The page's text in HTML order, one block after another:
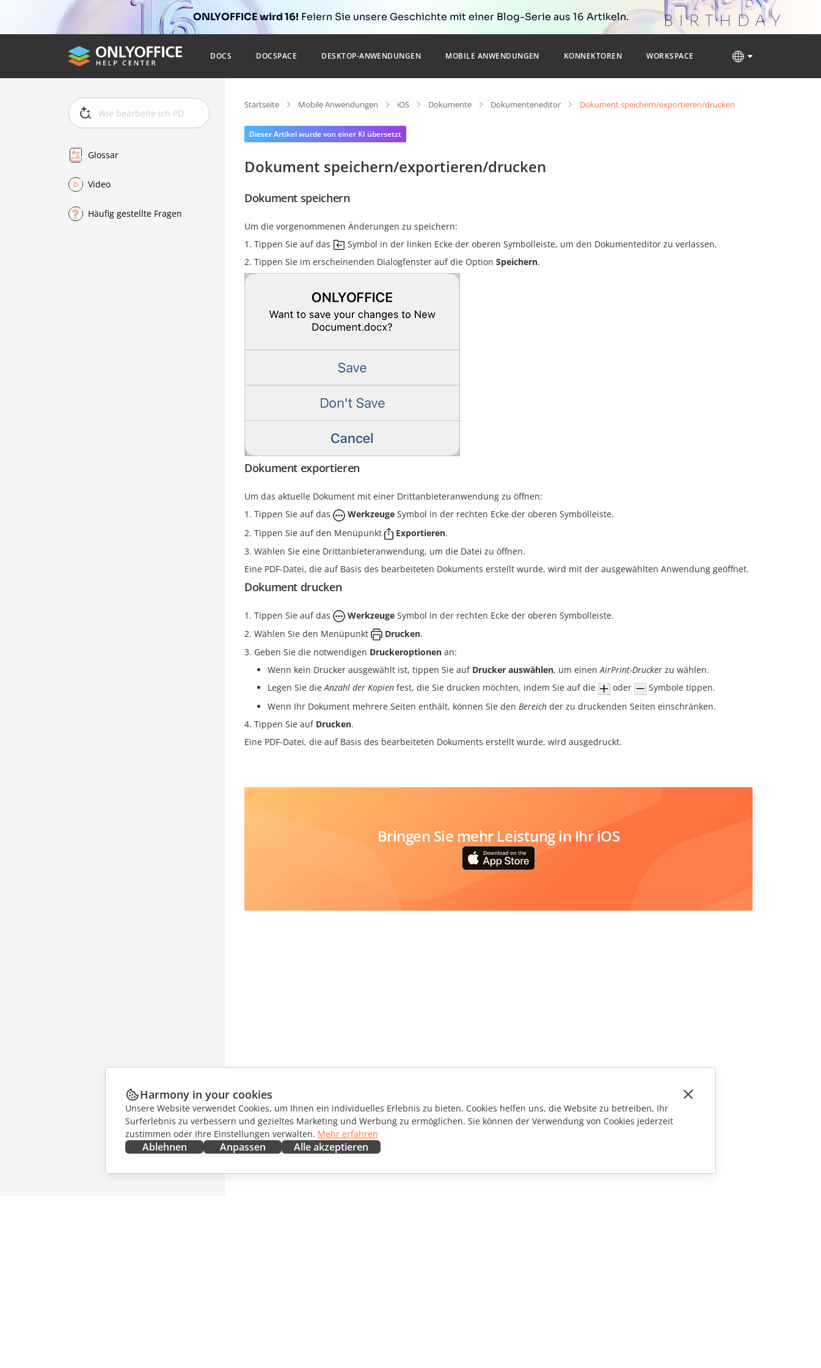
ONLYOFFICE wird 16! Feiern Sie unsere Geschichte mit einer Blog-Serie aus 16 Artikeln.
DOCS DOCSPACE DESKTOP-ANWENDUNGEN MOBILE ANWENDUNGEN KONNEKTOREN WORKSPACE
Glossar
Video
Häufig gestellte Fragen
Startseite Mobile Anwendungen iOS Dokumente Dokumenteneditor Dokument speichern/exportieren/drucken
Dieser Artikel wurde von einer KI übersetzt
Dokument speichern/exportieren/drucken
Dokument speichern
Um die vorgenommenen Änderungen zu speichern:
Tippen Sie auf das
Symbol in der linken Ecke der oberen Symbolleiste, um den Dokumenteditor zu verlassen.
Tippen Sie im erscheinenden Dialogfenster auf die Option Speichern.
Dokument exportieren
Um das aktuelle Dokument mit einer Drittanbieteranwendung zu öffnen:
Tippen Sie auf das
Werkzeuge Symbol in der rechten Ecke der oberen Symbolleiste.
Tippen Sie auf den Menüpunkt
Exportieren.
Wählen Sie eine Drittanbieteranwendung, um die Datei zu öffnen.
Eine PDF-Datei, die auf Basis des bearbeiteten Dokuments erstellt wurde, wird mit der ausgewählten Anwendung geöffnet.
Dokument drucken
Tippen Sie auf das Werkzeuge Symbol in der rechten Ecke der oberen Symbolleiste.
Wählen Sie den Menüpunkt
Drucken.
Geben Sie die notwendigen Druckeroptionen an:
Wenn kein Drucker ausgewählt ist, tippen Sie auf Drucker auswählen, um einenAirPrint-Drucker zu wählen.
Legen Sie dieAnzahl der Kopien fest, die Sie drucken möchten, indem Sie auf die oder
Symbole tippen.
Wenn Ihr Dokument mehrere Seiten enthält, können Sie den Bereich der zu druckenden Seiten einschränken.
Tippen Sie auf Drucken.
Eine PDF-Datei, die auf Basis des bearbeiteten Dokuments erstellt wurde, wird ausgedruckt.
Bringen Sie mehr Leistung in Ihr iOS
Harmony in your cookies
Unsere Website verwendet Cookies, um Ihnen ein individuelles Erlebnis zu bieten. Cookies helfen uns, die Website zu betreiben, Ihr
Surferlebnis zu verbessern und gezieltes Marketing und Werbung zu ermöglichen. Sie können der Verwendung von Cookies jederzeit
zustimmen oder Ihre Einstellungen verwalten. Mehr erfahren
Ablehnen Anpassen Alle akzeptieren